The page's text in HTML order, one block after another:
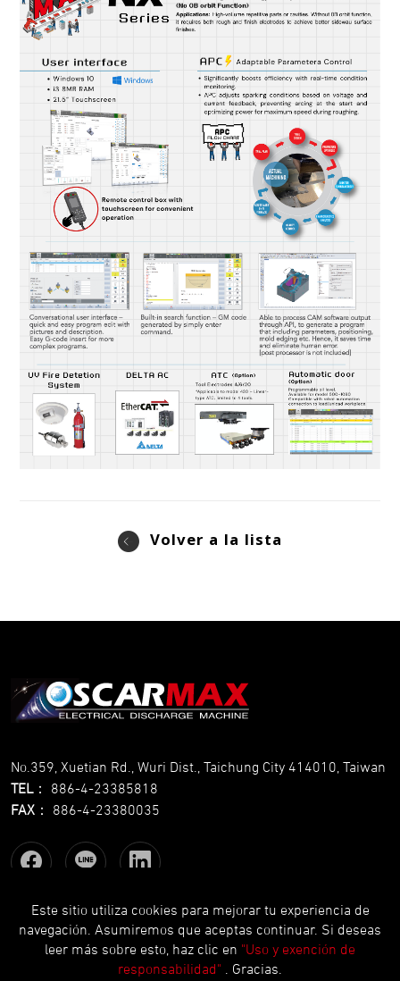
Volver a la lista
No.359, Xuetian Rd., Wuri Dist., Taichung City 414010, Taiwan
TEL： 886-4-23385818
FAX ： 886-4-23380035
Copyright © OSCARMAX All Rights Reserved.Designedby Lets
MediaEZB2B
Este sitio utiliza cookies para mejorar tu experiencia de
navegación. Asumiremos que aceptas continuar. Si deseas
leer más sobre esto, haz clic en "Uso y exención de
responsabilidad" . Gracias.